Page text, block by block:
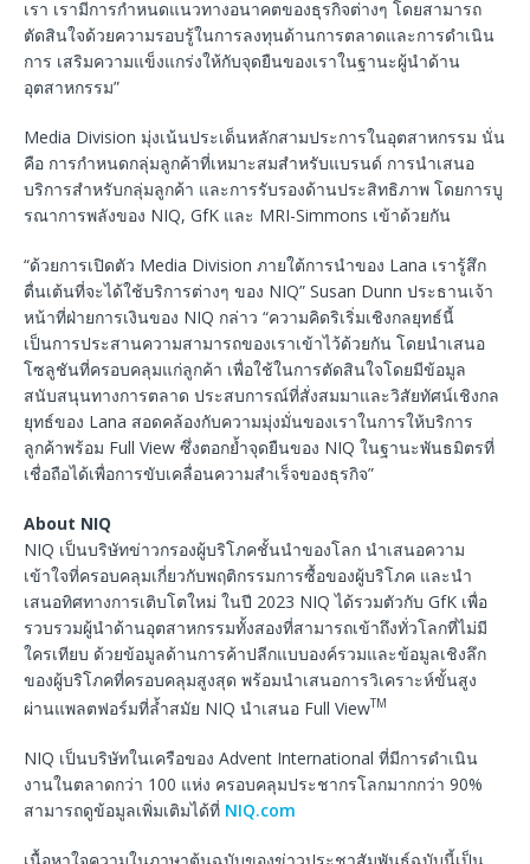
เรา เรามีการกำหนดแนวทางอนาคตของธุรกิจต่างๆ โดยสามารถ
ตัดสินใจด้วยความรอบรู้ในการลงทุนด้านการตลาดและการดำเนิน
การ เสริมความแข็งแกร่งให้กับจุดยืนของเราในฐานะผู้นำด้าน
อุตสาหกรรม”
Media Division มุ่งเน้นประเด็นหลักสามประการในอุตสาหกรรม นั่น
คือ การกำหนดกลุ่มลูกค้าที่เหมาะสมสำหรับแบรนด์ การนำเสนอ
บริการสำหรับกลุ่มลูกค้า และการรับรองด้านประสิทธิภาพ โดยการบู
รณาการพลังของ NIQ, GfK และ MRI-Simmons เข้าด้วยกัน
“ด้วยการเปิดตัว Media Division ภายใต้การนำของ Lana เรารู้สึก
ตื่นเต้นที่จะได้ใช้บริการต่างๆ ของ NIQ” Susan Dunn ประธานเจ้า
หน้าที่ฝ่ายการเงินของ NIQ กล่าว “ความคิดริเริ่มเชิงกลยุทธ์นี้
เป็นการประสานความสามารถของเราเข้าไว้ด้วยกัน โดยนำเสนอ
โซลูชันที่ครอบคลุมแก่ลูกค้า เพื่อใช้ในการตัดสินใจโดยมีข้อมูล
สนับสนุนทางการตลาด ประสบการณ์ที่สั่งสมมาและวิสัยทัศน์เชิงกล
ยุทธ์ของ Lana สอดคล้องกับความมุ่งมั่นของเราในการให้บริการ
ลูกค้าพร้อม Full View ซึ่งตอกย้ำจุดยืนของ NIQ ในฐานะพันธมิตรที่
เชื่อถือได้เพื่อการขับเคลื่อนความสำเร็จของธุรกิจ”
About NIQ
NIQ เป็นบริษัทข่าวกรองผู้บริโภคชั้นนำของโลก นำเสนอความ
เข้าใจที่ครอบคลุมเกี่ยวกับพฤติกรรมการซื้อของผู้บริโภค และนำ
เสนอทิศทางการเติบโตใหม่ ในปี 2023 NIQ ได้รวมตัวกับ GfK เพื่อ
รวบรวมผู้นำด้านอุตสาหกรรมทั้งสองที่สามารถเข้าถึงทั่วโลกที่ไม่มี
ใครเทียบ ด้วยข้อมูลด้านการค้าปลีกแบบองค์รวมและข้อมูลเชิงลึก
ของผู้บริโภคที่ครอบคลุมสูงสุด พร้อมนำเสนอการวิเคราะห์ขั้นสูง
ผ่านแพลตฟอร์มที่ล้ำสมัย NIQ นำเสนอ Full ViewTM
NIQ เป็นบริษัทในเครือของ Advent International ที่มีการดำเนิน
งานในตลาดกว่า 100 แห่ง ครอบคลุมประชากรโลกมากกว่า 90%
สามารถดูข้อมูลเพิ่มเติมได้ที่ NIQ.com
เนื้อหาใจความในภาษาต้นฉบับของข่าวประชาสัมพันธ์ฉบับนี้เป็น